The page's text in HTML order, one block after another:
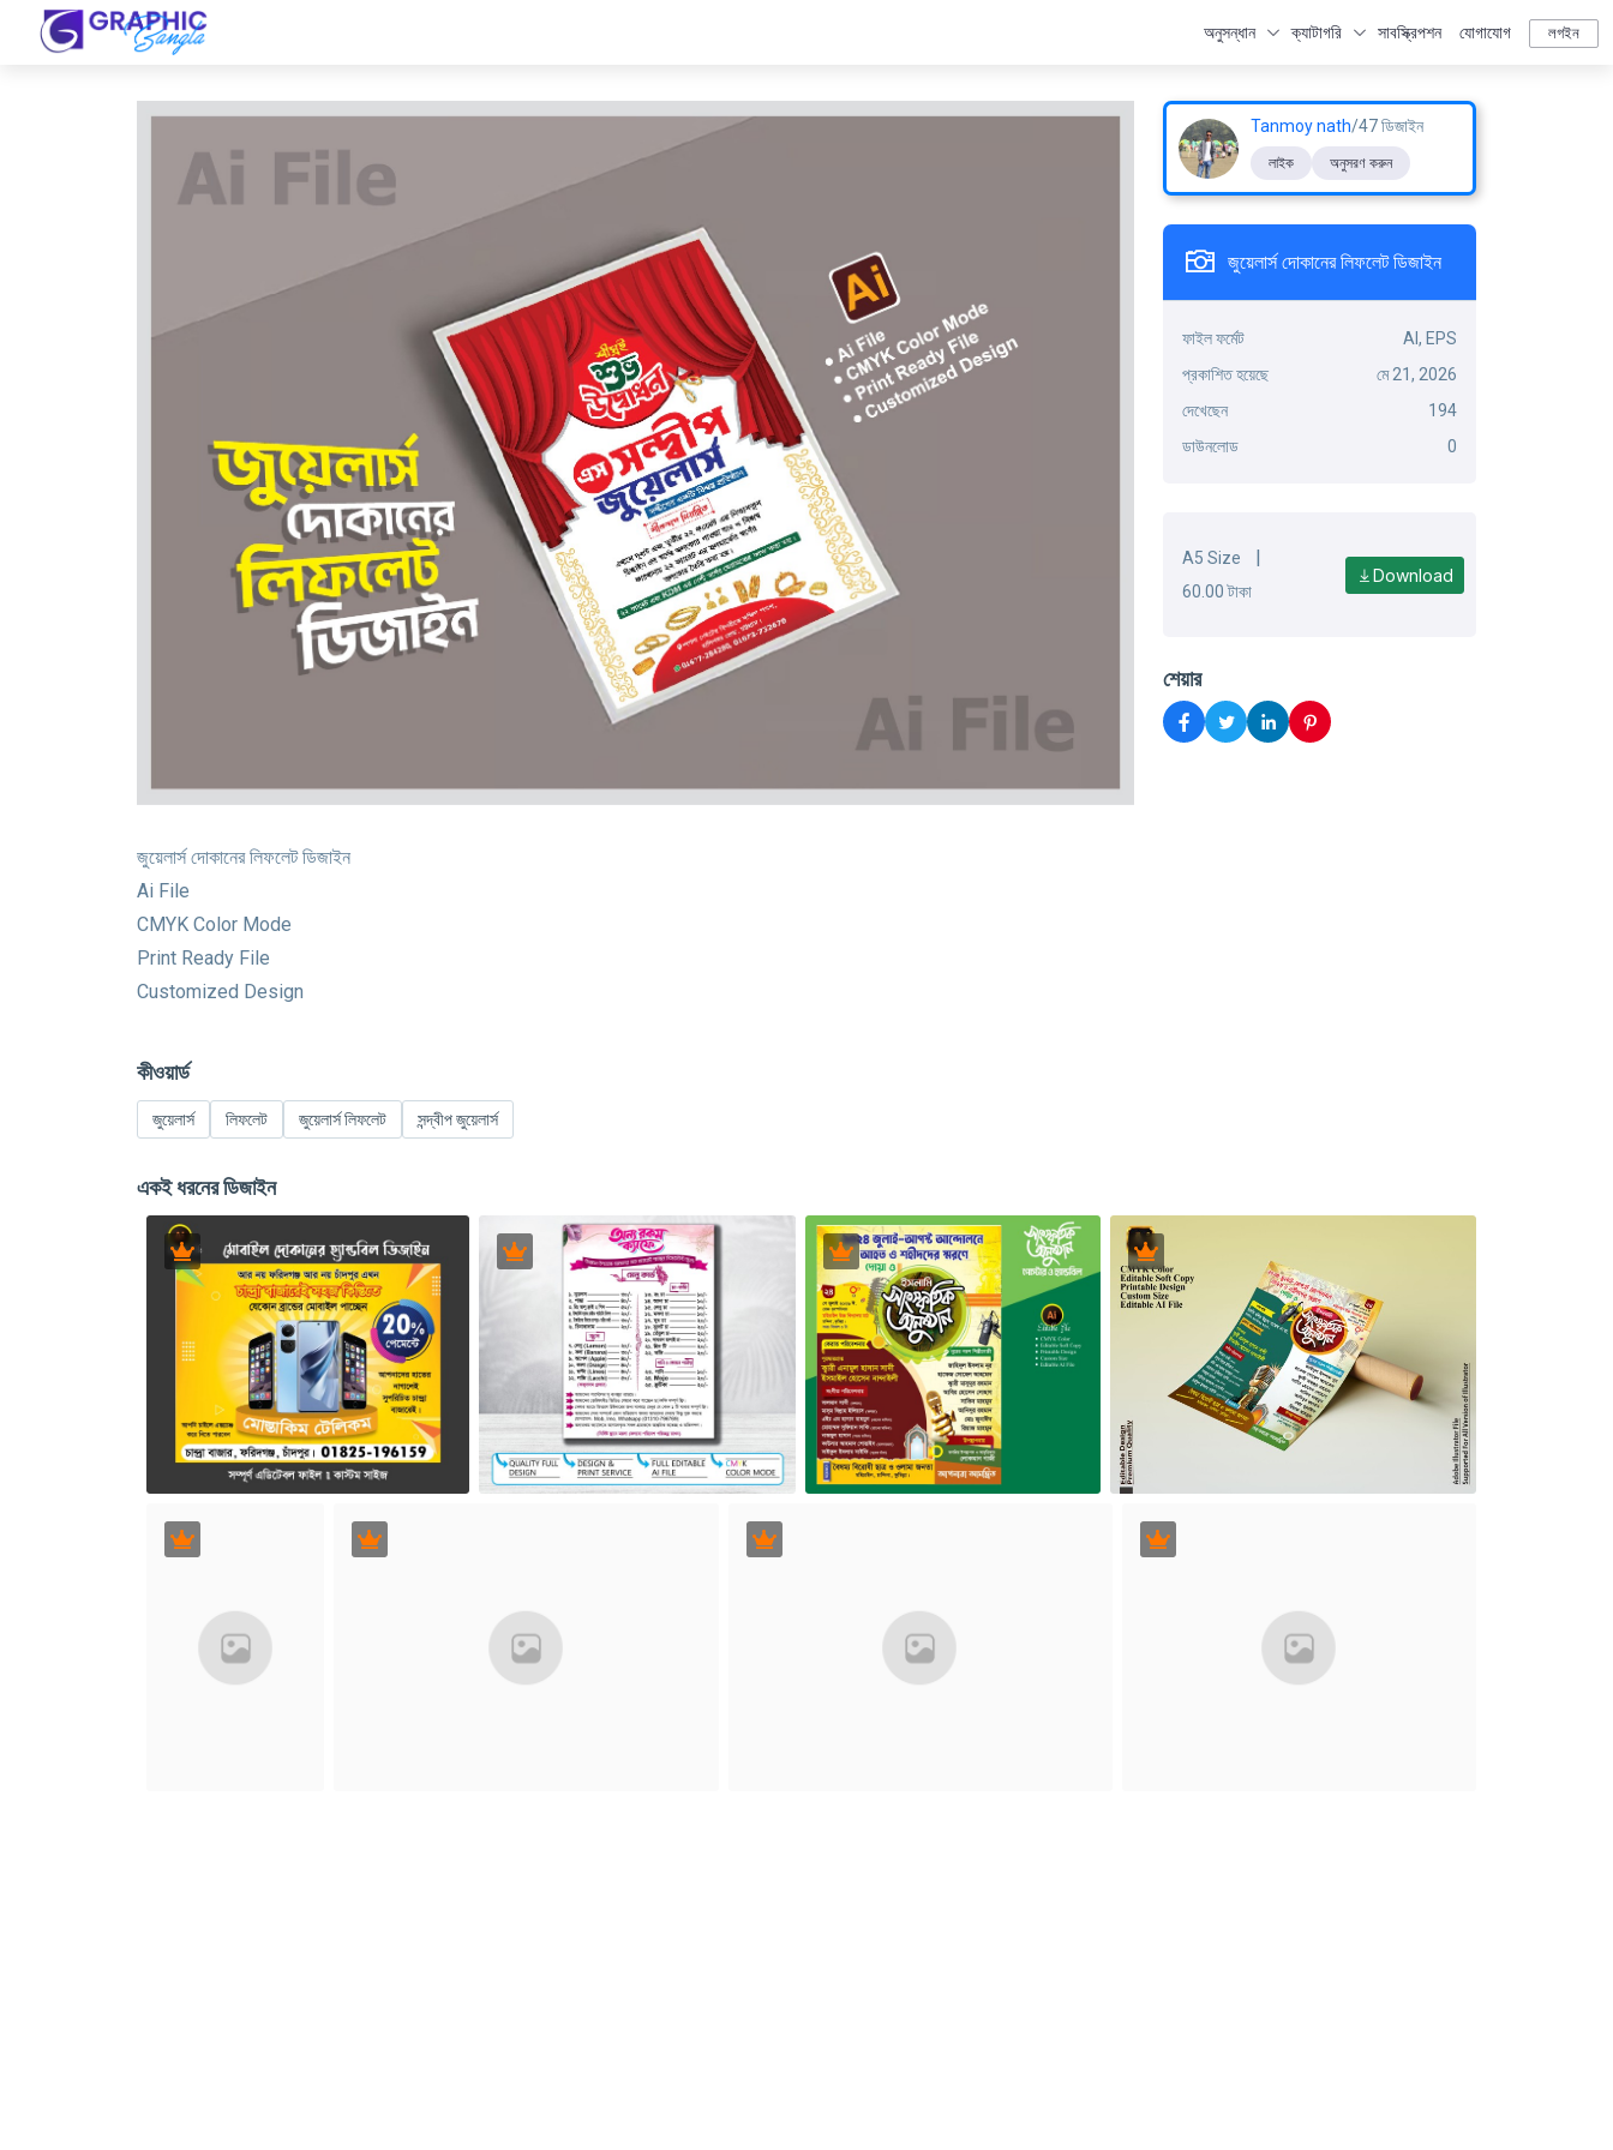
অনুসন্ধান ক্যাটাগরি সাবস্ক্রিপশন যোগাযোগ লগইন
জুয়েলার্স দোকানের লিফলেট ডিজাইন
Ai File
CMYK Color Mode
Print Ready File
Customized Design
কীওয়ার্ড
জুয়েলার্স লিফলেট জুয়েলার্স লিফলেট সন্দ্বীপ জুয়েলার্স
Tanmoy nath/47 ডিজাইন
লাইক অনুসরণ করুন
জুয়েলার্স দোকানের লিফলেট ডিজাইন
ফাইল ফর্মেট
AI, EPS
প্রকাশিত হয়েছে
মে 21, 2026
দেখেছেন
194
ডাউনলোড
0
A5 Size |
60.00 টাকা
Download
শেয়ার
একই ধরনের ডিজাইন